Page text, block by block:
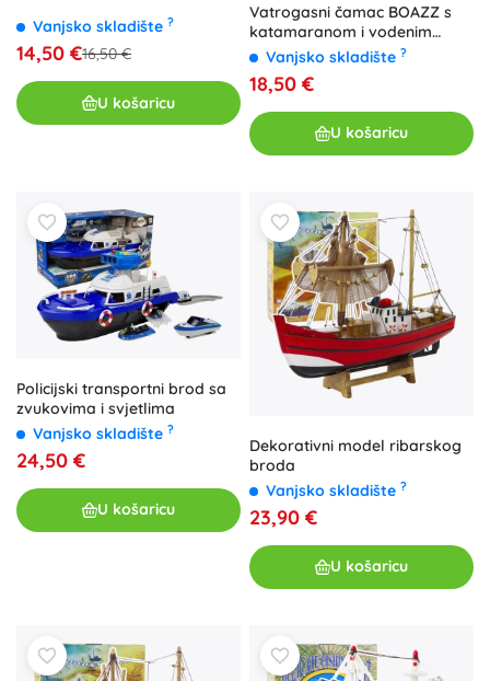
Vanjsko skladište ?
14,50 €16,50 €
U košaricu
Vatrogasni čamac BOAZZ s
katamaranom i vodenim
topom
Vanjsko skladište ?
18,50 €
U košaricu
Policijski transportni brod sa
zvukovima i svjetlima
Vanjsko skladište ?
24,50 €
U košaricu
Dekorativni model ribarskog
broda
Vanjsko skladište ?
23,90 €
U košaricu